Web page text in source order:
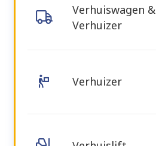
Verhuiswagen &
Verhuizer
Verhuizer